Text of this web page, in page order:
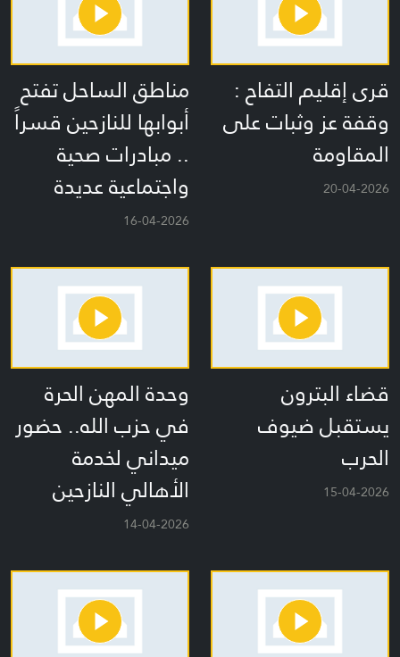
قرى إقليم التفاح :
وقفة عز وثبات على
المقاومة
20-04-2026
مناطق الساحل تفتح
أبوابها للنازحين قسراً
.. مبادرات صحية
واجتماعية عديدة
16-04-2026
قضاء البترون
يستقبل ضيوف
الحرب
15-04-2026
وحدة المهن الحرة
في حزب الله.. حضور
ميداني لخدمة
الأهالي النازحين
14-04-2026